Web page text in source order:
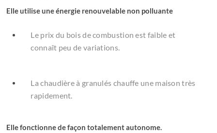
Elle utilise une énergie renouvelable non polluante
Le prix du bois de combustion est faible et
connaît peu de variations.
La chaudière à granulés chauffe une maison très
rapidement.
Elle fonctionne de façon totalement autonome.